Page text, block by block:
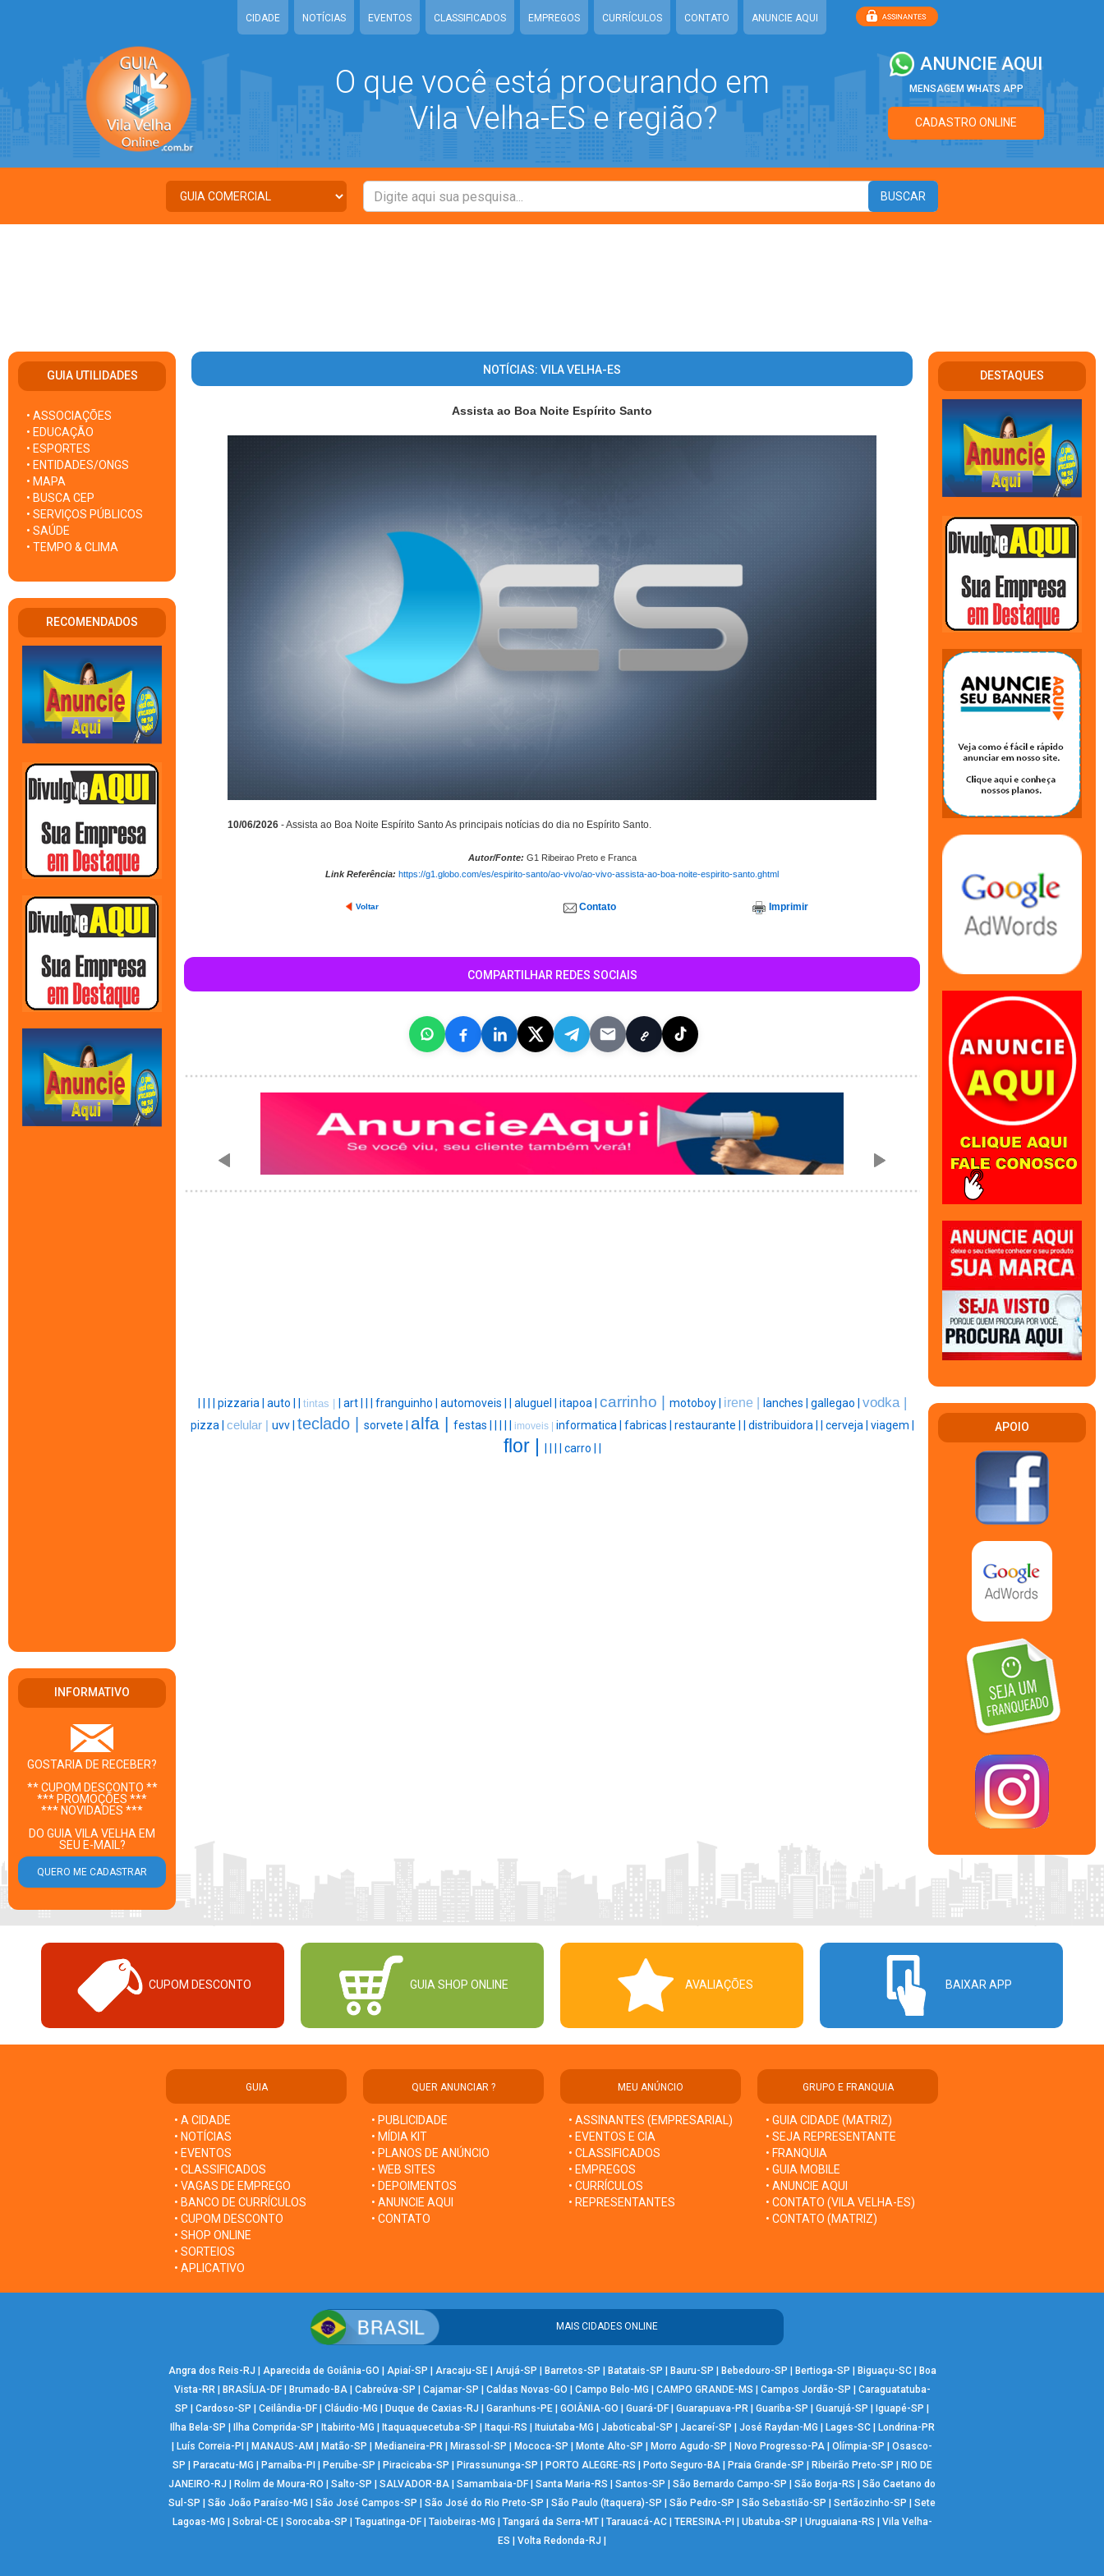
CIDADE NOTÍCIAS EVENTOS CLASSIFICADOS EMPREGOS CURRÍCULOS CONTATO ANUNCIE AQUI
O que você está procurando em
Vila Velha-ES e região?
ANUNCIE AQUI
MENSAGEM WHATS APP
CADASTRO ONLINE
GUIA UTILIDADES
• ASSOCIAÇÕES
• EDUCAÇÃO
• ESPORTES
• ENTIDADES/ONGS
• MAPA
• BUSCA CEP
• SERVIÇOS PÚBLICOS
• SAÚDE
• TEMPO & CLIMA
RECOMENDADOS
INFORMATIVO
GOSTARIA DE RECEBER?
** CUPOM DESCONTO **
*** PROMOÇÕES ***
*** NOVIDADES ***
DO GUIA VILA VELHA EM
SEU E-MAIL?
NOTÍCIAS: VILA VELHA-ES
Assista ao Boa Noite Espírito Santo
10/06/2026 - Assista ao Boa Noite Espírito Santo As principais notícias do dia no Espírito Santo.
Autor/Fonte: G1 Ribeirao Preto e Franca
Link Referência: https://g1.globo.com/es/espirito-santo/ao-vivo/ao-vivo-assista-ao-boa-noite-espirito-santo.ghtml
Voltar Contato Imprimir
COMPARTILHAR REDES SOCIAIS
pizzaria | auto | tintas | art | franguinho | automoveis | aluguel | itapoa | carrinho | motoboy | irene | lanches | gallegao | vodka |
pizza | celular | uvv | teclado | sorvete | alfa | festas | imoveis | informatica | fabricas | restaurante | distribuidora | cerveja | viagem |
flor | carro |
DESTAQUES
APOIO
CUPOM DESCONTO GUIA SHOP ONLINE AVALIAÇÕES BAIXAR APP
GUIA
• A CIDADE
• NOTÍCIAS
• EVENTOS
• CLASSIFICADOS
• VAGAS DE EMPREGO
• BANCO DE CURRÍCULOS
• CUPOM DESCONTO
• SHOP ONLINE
• SORTEIOS
• APLICATIVO
QUER ANUNCIAR ?
• PUBLICIDADE
• MÍDIA KIT
• PLANOS DE ANÚNCIO
• WEB SITES
• DEPOIMENTOS
• ANUNCIE AQUI
• CONTATO
MEU ANÚNCIO
• ASSINANTES (EMPRESARIAL)
• EVENTOS E CIA
• CLASSIFICADOS
• EMPREGOS
• CURRÍCULOS
• REPRESENTANTES
GRUPO E FRANQUIA
• GUIA CIDADE (MATRIZ)
• SEJA REPRESENTANTE
• FRANQUIA
• GUIA MOBILE
• ANUNCIE AQUI
• CONTATO (VILA VELHA-ES)
• CONTATO (MATRIZ)
MAIS CIDADES ONLINE
Angra dos Reis-RJ | Aparecida de Goiânia-GO | Apiaí-SP | Aracaju-SE| Arujá-SP | Barretos-SP | Batatais-SP | Bauru-SP | Bebedouro-SP | Bertioga-SP | Biguaçu-SC| Boa
Vista-RR | BRASÍLIA-DF| Brumado-BA| Cabreúva-SP | Cajamar-SP | Caldas Novas-GO | Campo Belo-MG | CAMPO GRANDE-MS | Campos Jordão-SP | Caraguatatuba-
SP | Cardoso-SP | Ceilândia-DF | Cláudio-MG | Duque de Caxias-RJ | Garanhuns-PE | GOIÂNIA-GO | Guará-DF | Guarapuava-PR | Guariba-SP | Guarujá-SP | Iguapé-SP |
Ilha Bela-SP | Ilha Comprida-SP | Itabirito-MG | Itaquaquecetuba-SP | Itaqui-RS | Ituiutaba-MG | Jaboticabal-SP | Jacareí-SP | José Raydan-MG | Lages-SC| Londrina-PR
| Luís Correia-PI | MANAUS-AM | Matão-SP | Medianeira-PR | Mirassol-SP | Mococa-SP | Monte Alto-SP | Morro Agudo-SP | Novo Progresso-PA | Olímpia-SP | Osasco-
SP | Paracatu-MG | Parnaíba-PI | Peruíbe-SP | Piracicaba-SP | Pirassununga-SP | PORTO ALEGRE-RS | Porto Seguro-BA| Praia Grande-SP | Ribeirão Preto-SP | RIO DE
JANEIRO-RJ | Rolim de Moura-RO | Salto-SP | SALVADOR-BA | Samambaia-DF | Santa Maria-RS | Santos-SP | São Bernardo Campo-SP | São Borja-RS | São Caetano do
Sul-SP | São João Paraíso-MG | São José Campos-SP | São José do Rio Preto-SP | São Paulo (Itaquera)-SP | São Pedro-SP | São Sebastião-SP | Sertãozinho-SP | Sete
Lagoas-MG | Sobral-CE| Sorocaba-SP | Taguatinga-DF| Taiobeiras-MG | Tangará da Serra-MT| Tarauacá-AC| TERESINA-PI | Ubatuba-SP | Uruguaiana-RS | Vila Velha-
ES | Volta Redonda-RJ |